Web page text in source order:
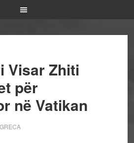
Visar Zhiti
për
në Vatikan